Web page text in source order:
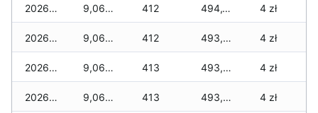
2026-06-27 9,065 zł 412 494,160 zł 4 zł
2026-06-26 9,065 zł 412 493,740 zł 4 zł
2026-06-25 9,065 zł 413 493,640 zł 4 zł
2026-06-24 9,065 zł 413 493,380 zł 4 zł